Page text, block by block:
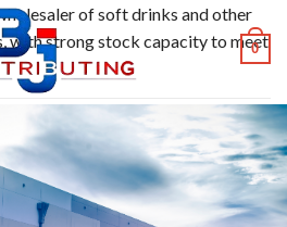
0
of soft drinks and other
with strong stock capacity to meet